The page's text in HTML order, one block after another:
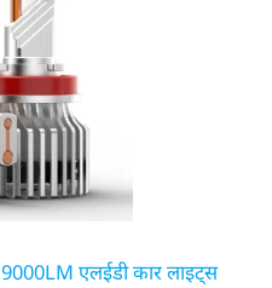
एलईडी कार लाइट्स